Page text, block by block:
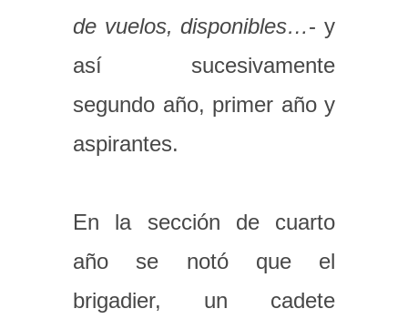
de vuelos, disponibles…- y
así sucesivamente
segundo año, primer año y
aspirantes.
En la sección de cuarto
año se notó que el
brigadier, un cadete